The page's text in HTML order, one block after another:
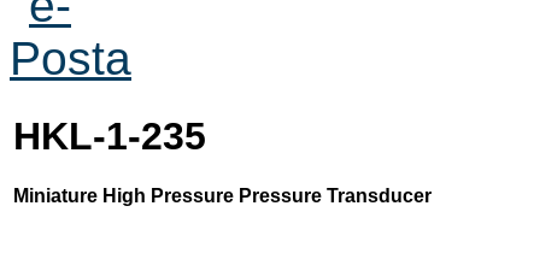
HKL-1-235
Miniature High Pressure Pressure Transducer